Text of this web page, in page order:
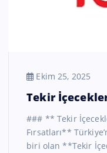
Ekim 25, 2025
Tekir
### ** Tekir
Fırsatları**
biri olan **Tekir